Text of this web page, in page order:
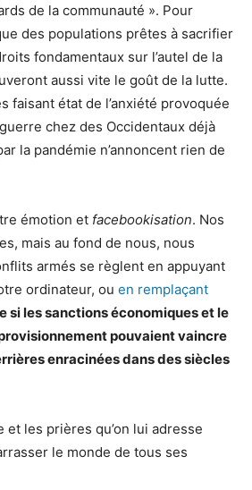
de la communauté ». Pour
des populations prêtes à sacrifier
fondamentaux sur l’autel de la
aussi vite le goût de la lutte.
faisant état de l’anxiété provoquée
chez des Occidentaux déjà
la pandémie n’annoncent rien de
émotion et facebookisation. Nos
mais au fond de nous, nous
armés se règlent en appuyant
ordinateur, ou en remplaçant
si les sanctions économiques et le
pouvaient vaincre
enracinées dans des siècles
et les prières qu’on lui adresse
le monde de tous ses